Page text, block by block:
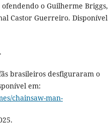
ofendendo o Guilherme Briggs,
Castor Guerreiro. Disponível
brasileiros desfiguraram o
em:
chainsaw-man-